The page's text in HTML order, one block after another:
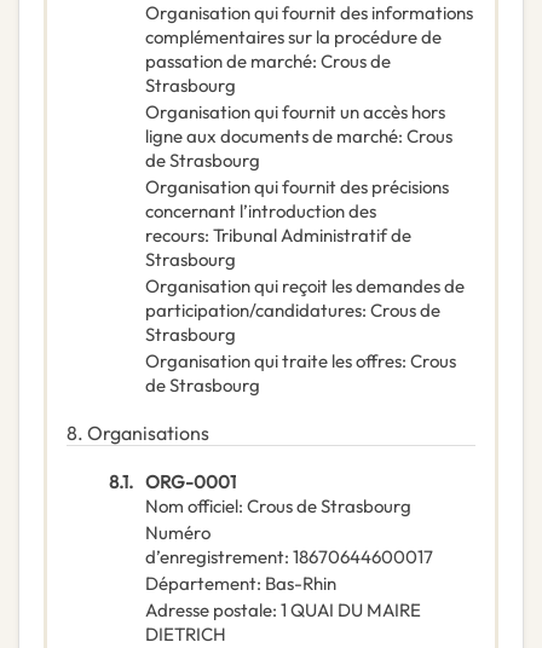
Organisation qui fournit des informations
complémentaires sur la procédure de
passation de marché: Crous de
Strasbourg
Organisation qui fournit un accès hors
ligne aux documents de marché: Crous
de Strasbourg
Organisation qui fournit des précisions
concernant l’introduction des
recours: Tribunal Administratif de
Strasbourg
Organisation qui reçoit les demandes de
participation/candidatures: Crous de
Strasbourg
Organisation qui traite les offres: Crous
de Strasbourg
8. Organisations
8.1. ORG-0001
Nom officiel: Crous de Strasbourg
Numéro
d’enregistrement: 18670644600017
Département: Bas-Rhin
Adresse postale: 1 QUAI DU MAIRE
DIETRICH